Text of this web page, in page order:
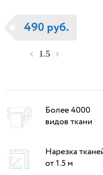
490 руб.
Более 4000
видов ткани
Нарезка
от 1.5 м